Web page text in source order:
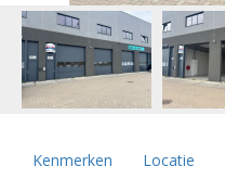
vorige
Kenmerken Locatie